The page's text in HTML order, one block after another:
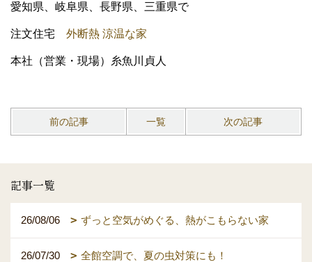
愛知県、岐阜県、長野県、三重県で
注文住宅 外断熱 涼温な家
本社（営業・現場）糸魚川貞人
前の記事 一覧 次の記事
記事一覧
26/08/06 ずっと空気がめぐる、熱がこもらない家
26/07/30 全館空調で、夏の虫対策にも！